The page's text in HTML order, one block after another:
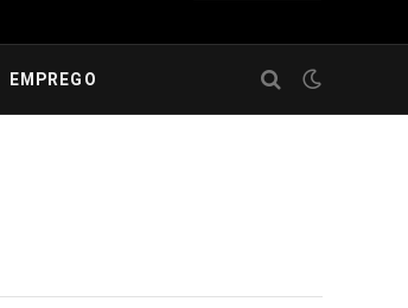
EMPREGO